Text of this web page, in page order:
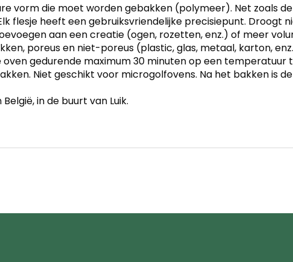
vorm die moet worden gebakken (polymeer). Net zoals
flesje heeft een gebruiksvriendelijke precisiepunt. Droogt
aan een creatie (ogen, rozetten, enz.) of meer
poreus en niet-poreus (plastic, glas, metaal, karton,
gedurende maximum 30 minuten op een temperatuur
Niet geschikt voor microgolfovens. Na het bakken is
in de buurt van Luik.